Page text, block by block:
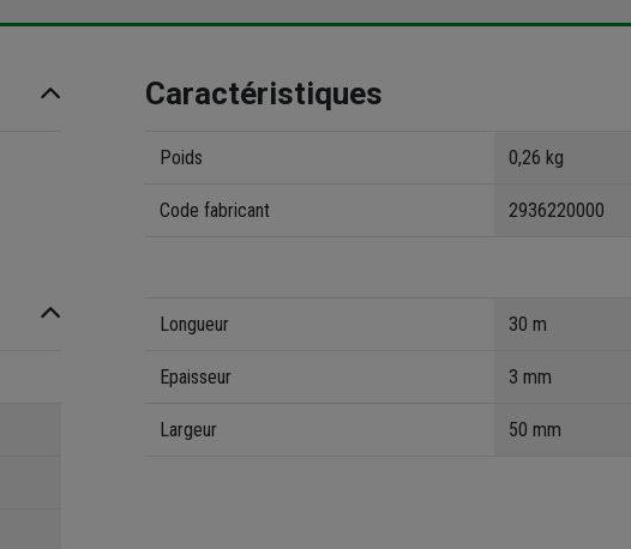
Caractéristiques
Poids 0,26 kg
Code fabricant 2936220000
Longueur 30 m
Epaisseur 3 mm
Largeur 50 mm